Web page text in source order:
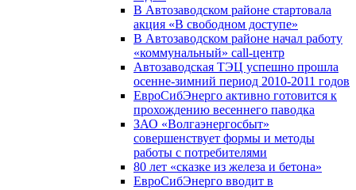
В Автозаводском районе стартовала
акция «В свободном доступе»
В Автозаводском районе начал работу
«коммунальный» call-центр
Автозаводская ТЭЦ успешно прошла
осенне-зимний период 2010-2011 годов
ЕвроСибЭнерго активно готовится к
прохождению весеннего паводка
ЗАО «Волгаэнергосбыт»
совершенствует формы и методы
работы с потребителями
80 лет «сказке из железа и бетона»
ЕвроСибЭнерго вводит в